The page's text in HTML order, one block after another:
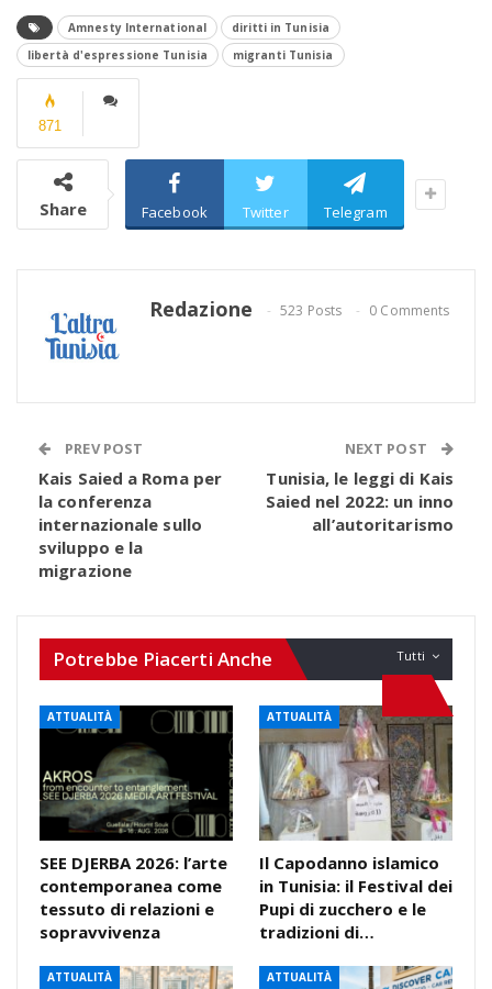
Amnesty International
diritti in Tunisia
libertà d'espressione Tunisia
migranti Tunisia
871
Share Facebook Twitter Telegram
Redazione 523 Posts 0 Comments
PREV POST
Kais Saied a Roma per
la conferenza
internazionale sullo
sviluppo e la
migrazione
NEXT POST
Tunisia, le leggi di Kais
Saied nel 2022: un inno
all’autoritarismo
Tutti
Potrebbe Piacerti Anche
ATTUALITÀ
SEE DJERBA 2026: l’arte
contemporanea come
tessuto di relazioni e
sopravvivenza
ATTUALITÀ
Il Capodanno islamico
in Tunisia: il Festival dei
Pupi di zucchero e le
tradizioni di…
ATTUALITÀ ATTUALITÀ